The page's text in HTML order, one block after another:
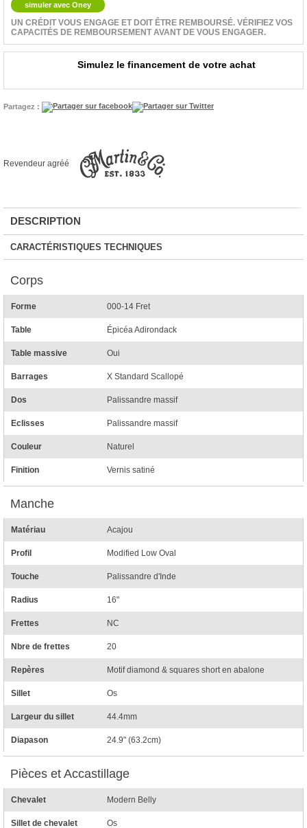
simuler avec Oney
UN CRÉDIT VOUS ENGAGE ET DOIT ÊTRE REMBOURSÉ. VÉRIFIEZ VOS
CAPACITÉS DE REMBOURSEMENT AVANT DE VOUS ENGAGER.
Simulez le financement de votre achat
Partagez :
Revendeur agréé
DESCRIPTION
CARACTÉRISTIQUES TECHNIQUES
Corps
Forme 000-14 Fret
Table Épicéa Adirondack
Table massive Oui
Barrages X Standard Scallopé
Dos Palissandre massif
Eclisses Palissandre massif
Couleur Naturel
Finition Vernis satiné
Manche
Matériau Acajou
Profil Modified Low Oval
Touche Palissandre d'Inde
Radius 16"
Frettes NC
Nbre de frettes 20
Repères Motif diamond & squares short en abalone
Sillet Os
Largeur du sillet 44.4mm
Diapason 24.9" (63.2cm)
Pièces et Accastillage
Chevalet Modern Belly
Sillet de chevalet Os